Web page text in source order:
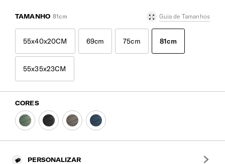
TAMANHO 81cm Guia de Tamanhos
55x40x20CM 69cm 75cm 81cm
55x35x23CM
CORES
PERSONALIZAR